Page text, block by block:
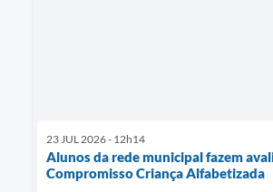
23 JUL 2026 - 12h14
Alunos da rede municipal fazem
Compromisso Criança Alfabetizada